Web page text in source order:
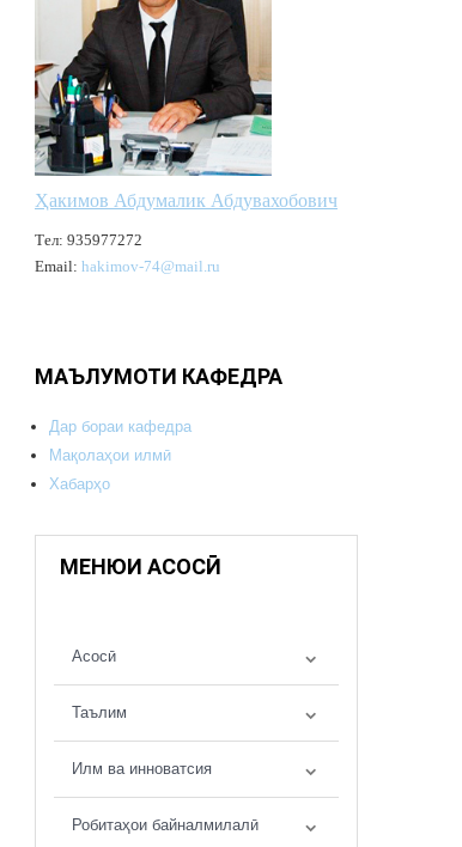
Ҳакимов Абдумалик Абдувахобович
Тел: 935977272
Email: hakimov-74@mail.ru
МАЪЛУМОТИ КАФЕДРА
Дар бораи кафедра
Мақолаҳои илмӣ
Хабарҳо
МЕНЮИ АСОСӢ
Асосӣ
Таълим
Илм ва инноватсия
Робитаҳои байналмилалӣ